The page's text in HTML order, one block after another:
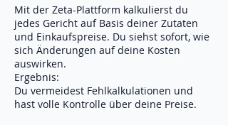
Mit der Zeta-Plattform kalkulierst du
jedes Gericht auf Basis deiner Zutaten
und Einkaufspreise. Du siehst sofort, wie
sich Änderungen auf deine Kosten
auswirken.
Ergebnis:
Du vermeidest Fehlkalkulationen und
hast volle Kontrolle über deine Preise.